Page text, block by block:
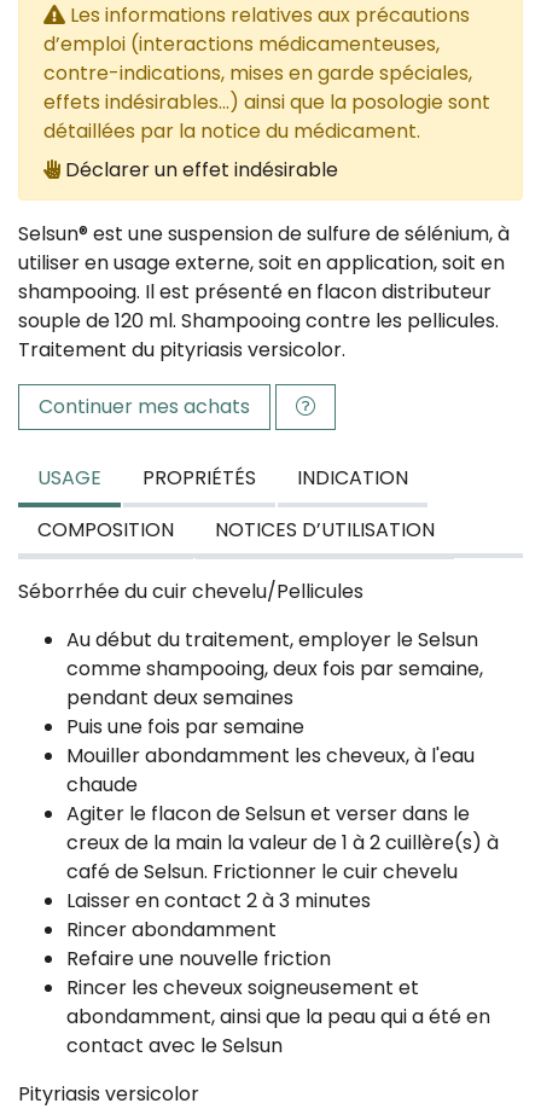
Les informations relatives aux précautions
d’emploi (interactions médicamenteuses,
contre-indications, mises en garde spéciales,
effets indésirables...) ainsi que la posologie sont
détaillées par la notice du médicament.
Déclarer un effet indésirable
Selsun® est une suspension de sulfure de sélénium, à
utiliser en usage externe, soit en application, soit en
shampooing. Il est présenté en flacon distributeur
souple de 120 ml. Shampooing contre les pellicules.
Traitement du pityriasis versicolor.
Continuer mes achats
USAGE PROPRIÉTÉS
INDICATION
COMPOSITION
NOTICES D’UTILISATION
Séborrhée du cuir chevelu/Pellicules
Au début du traitement, employer le Selsun
comme shampooing, deux fois par semaine,
pendant deux semaines
Puis une fois par semaine
Mouiller abondamment les cheveux, à l'eau
chaude
Agiter le flacon de Selsun et verser dans le
creux de la main la valeur de 1 à 2 cuillère(s) à
café de Selsun. Frictionner le cuir chevelu
Laisser en contact 2 à 3 minutes
Rincer abondamment
Refaire une nouvelle friction
Rincer les cheveux soigneusement et
abondamment, ainsi que la peau qui a été en
contact avec le Selsun
Pityriasis versicolor